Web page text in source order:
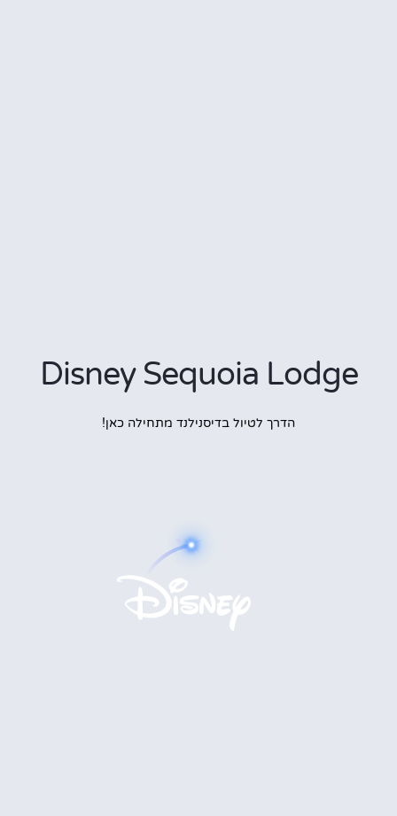
Disney Sequoia Lodge
הדרך לטיול בדיסנילנד מתחילה כאן!